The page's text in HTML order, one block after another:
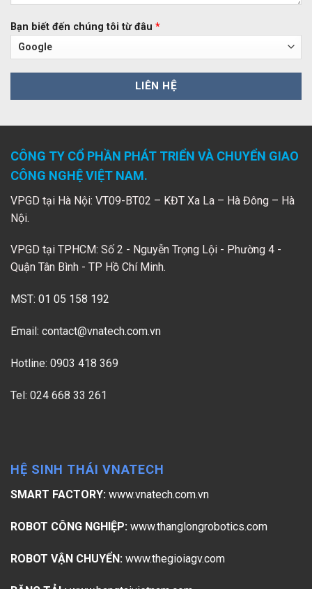
Bạn biết đến chúng tôi từ đâu *
CÔNG TY CỔ PHẦN PHÁT TRIỂN VÀ CHUYỂN GIAO
CÔNG NGHỆ VIỆT NAM.
VPGD tại Hà Nội: VT09-BT02 – KĐT Xa La – Hà Đông – Hà
Nội.
VPGD tại TPHCM: Số 2 - Nguyễn Trọng Lội - Phường 4 -
Quận Tân Bình - TP Hồ Chí Minh.
MST: 01 05 158 192
Email: contact@vnatech.com.vn
Hotline: 0903 418 369
Tel: 024 668 33 261
HỆ SINH THÁI VNATECH
SMART FACTORY: www.vnatech.com.vn
ROBOT CÔNG NGHIỆP: www.thanglongrobotics.com
ROBOT VẬN CHUYỂN: www.thegioiagv.com